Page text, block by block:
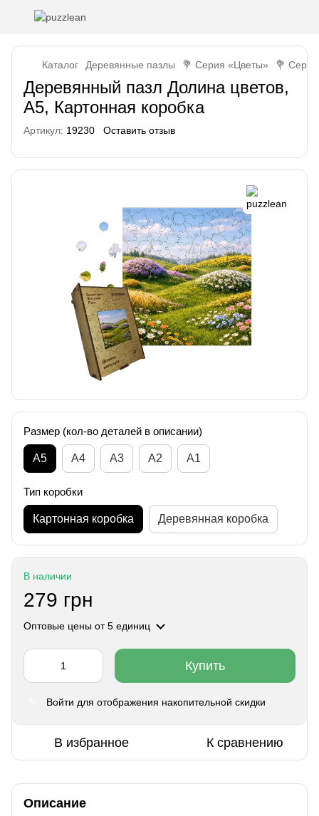
Каталог Деревянные пазлы 💐 Серия «Цветы» 💐
Деревянный пазл Долина цветов,
А5, Картонная коробка
Артикул: 19230 Оставить отзыв
Размер (кол-во деталей в описании)
А5 А4 A3 A2 A1
Тип коробки
Картонная коробка Деревянная коробка
В наличии
279 грн
Оптовые цены от 5 единиц
Купить
Войти для отображения накопительной скидки
В избранное К сравнению
Описание